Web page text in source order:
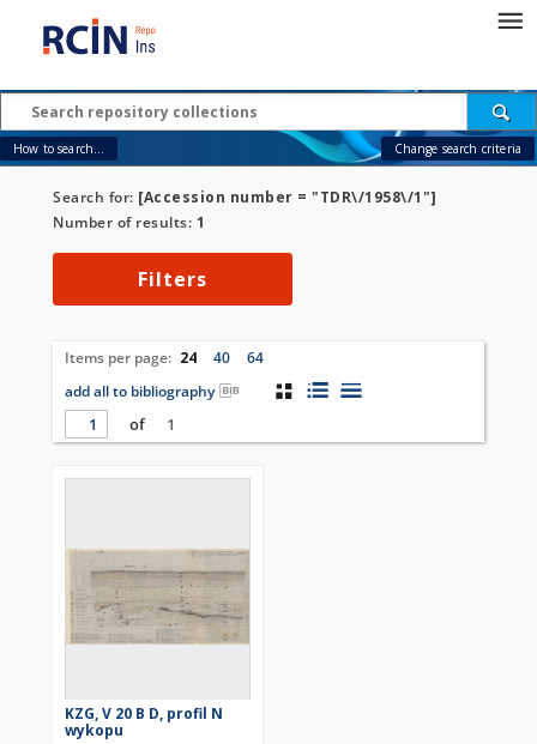
How to search... Change search criteria
Search for: [Accession number = "TDR\/1958\/1"]
Number of results: 1
Filters
Items per page: 24 40
64
add all to bibliography
of
1
KZG, V 20 B D, profil N
wykopu